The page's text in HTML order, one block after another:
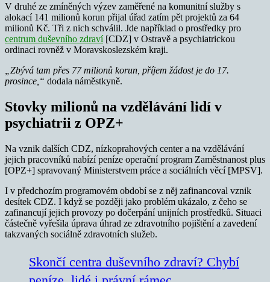
V druhé ze zmíněných výzev zaměřené na komunitní služby s
alokací 141 milionů korun přijal úřad zatím pět projektů za 64
milionů Kč. Tři z nich schválil. Jde například o prostředky pro
centrum duševního zdraví[CDZ] v Ostravě a psychiatrickou
ordinaci rovněž v Moravskoslezském kraji.
„Zbývá tam přes 77 milionů korun, příjem žádost je do 17.
prosince,“ dodala náměstkyně.
Stovky milionů na vzdělávání lidí v
psychiatrii z OPZ+
Na vznik dalších CDZ, nízkoprahových center a na vzdělávání
jejich pracovníků nabízí peníze operační program Zaměstnanost plus
[OPZ+] spravovaný Ministerstvem práce a sociálních věcí [MPSV].
I v předchozím programovém období se z něj zafinancoval vznik
desítek CDZ. I když se později jako problém ukázalo, z čeho se
zafinancují jejich provozy po dočerpání unijních prostředků. Situaci
částečně vyřešila úprava úhrad ze zdravotního pojištění a zavedení
takzvaných sociálně zdravotních služeb.
Skončí centra duševního zdraví? Chybí